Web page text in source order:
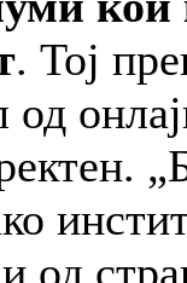
. Тој
од
од